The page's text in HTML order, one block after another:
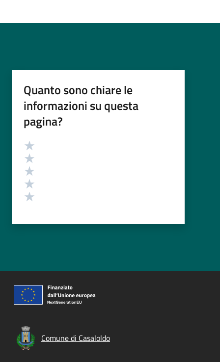
Quanto sono chiare le
informazioni su questa
pagina?
Valutazione
Comune di Casaloldo